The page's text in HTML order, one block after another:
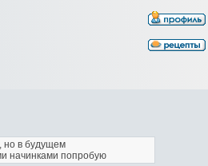
но в будущем
начинками попробую